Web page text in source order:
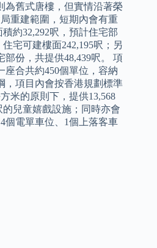
為舊式唐樓，但實情沿著榮
重建範圍，短期內會有重
約32,292呎，預計住宅部
宅可建樓面242,195呎；另
份，共提供48,439呎。 項
座合共約450個單位，容納
，項目內會按香港規劃標準
米的原則下，提供13,568
兒童嬉戲設施；同時亦會
個電單車位、1個上落客車